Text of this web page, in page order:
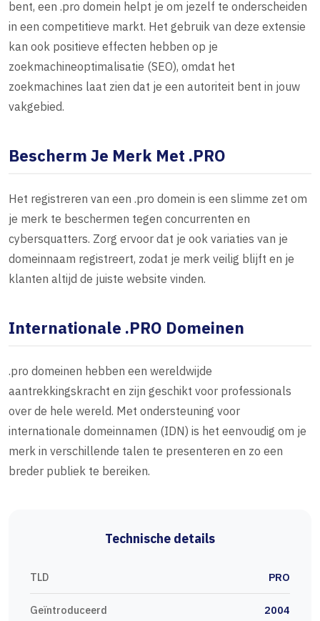
bent, een .pro domein helpt je om jezelf te onderscheiden
in een competitieve markt. Het gebruik van deze extensie
kan ook positieve effecten hebben op je
zoekmachineoptimalisatie (SEO), omdat het
zoekmachines laat zien dat je een autoriteit bent in jouw
vakgebied.
Bescherm Je Merk Met .PRO
Het registreren van een .pro domein is een slimme zet om
je merk te beschermen tegen concurrenten en
cybersquatters. Zorg ervoor dat je ook variaties van je
domeinnaam registreert, zodat je merk veilig blijft en je
klanten altijd de juiste website vinden.
Internationale .PRO Domeinen
.pro domeinen hebben een wereldwijde
aantrekkingskracht en zijn geschikt voor professionals
over de hele wereld. Met ondersteuning voor
internationale domeinnamen (IDN) is het eenvoudig om je
merk in verschillende talen te presenteren en zo een
breder publiek te bereiken.
Technische details
TLD PRO
Geïntroduceerd 2004